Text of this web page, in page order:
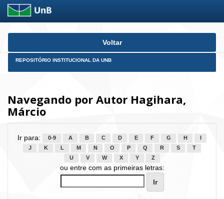
Skip
Voltar
REPOSITÓRIO INSTITUCIONAL DA UNB
Navegando por Autor Hagihara,
Márcio
Ir para: 0-9 A B C D E F G H
J
K L M N O P Q R S
T
U
V W X Y Z
ou entre com as primeiras letras: